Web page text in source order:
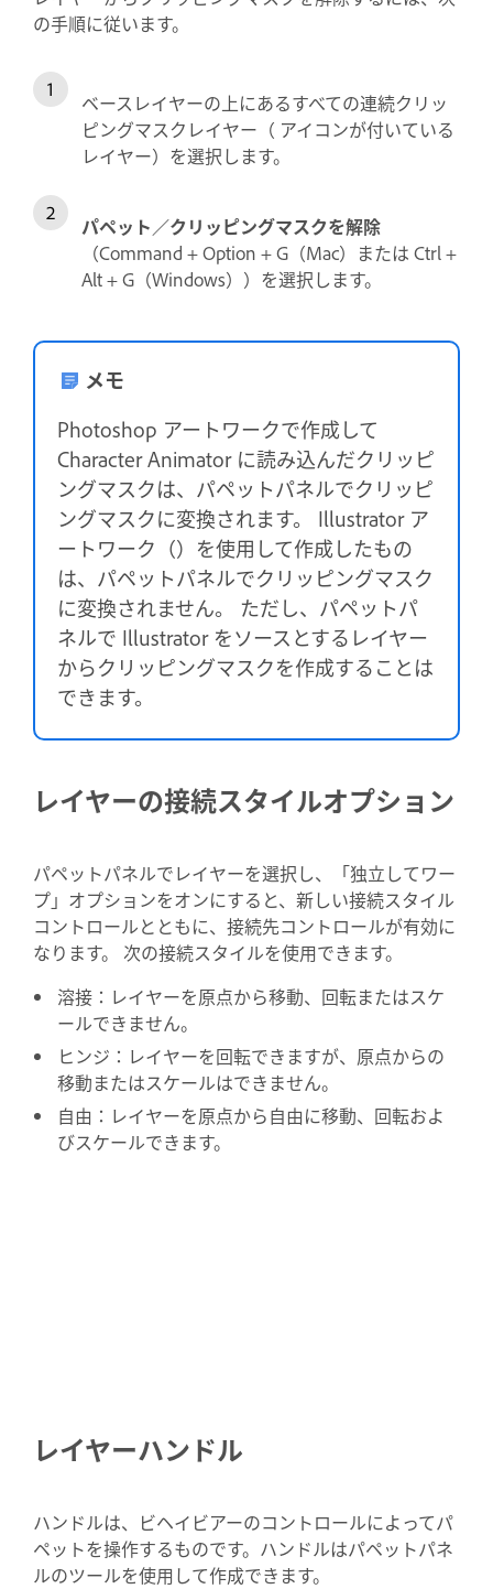
の手順に従います。
ベースレイヤーの上にあるすべての連続クリッ
ピングマスクレイヤー（ アイコンが付いている
レイヤー）を選択します。
パペット／クリッピングマスクを解除
（Command + Option + G（Mac）または Ctrl +
Alt + G（Windows））を選択します。
メモ
Photoshop アートワークで作成して
Character Animator に読み込んだクリッピ
ングマスクは、パペットパネルでクリッピ
ングマスクに変換されます。 Illustrator ア
ートワーク（）を使用して作成したもの
は、パペットパネルでクリッピングマスク
に変換されません。 ただし、パペットパ
ネルで Illustrator をソースとするレイヤー
からクリッピングマスクを作成することは
できます。
レイヤーの接続スタイルオプション
パペットパネルでレイヤーを選択し、「独立してワー
プ」オプションをオンにすると、新しい接続スタイル
コントロールとともに、接続先コントロールが有効に
なります。 次の接続スタイルを使用できます。
溶接：レイヤーを原点から移動、回転またはスケ
ールできません。
ヒンジ：レイヤーを回転できますが、原点からの
移動またはスケールはできません。
自由：レイヤーを原点から自由に移動、回転およ
びスケールできます。
レイヤーハンドル
ハンドルは、ビヘイビアーのコントロールによってパ
ペットを操作するものです。ハンドルはパペットパネ
ルのツールを使用して作成できます。